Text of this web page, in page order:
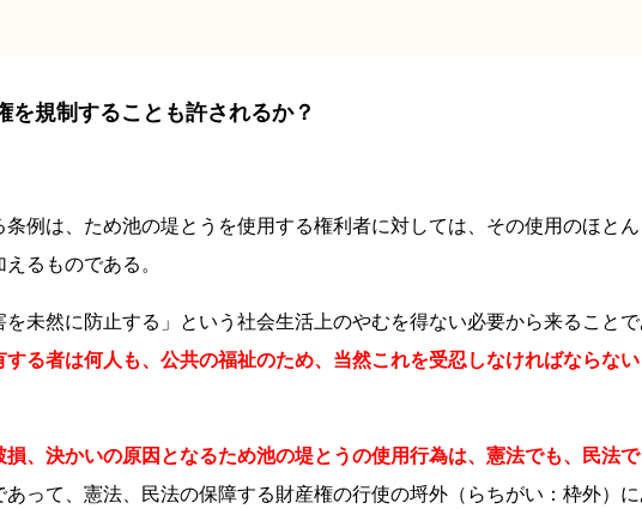
を規制することも許されるか？
例は、ため池の堤とうを使用する権利者に対しては、その使用のほとん
るものである。
を未然に防止する」という社会生活上のやむを得ない必要から来る ことで
る者は何人も、公共の福祉のため、当然これを受忍しなければならな
損、決かいの原因となるため池の堤とうの使用行為は、憲法でも、民法
あって、憲法、民法の保障する財産権の行使の埒外（らちがい：枠外）に